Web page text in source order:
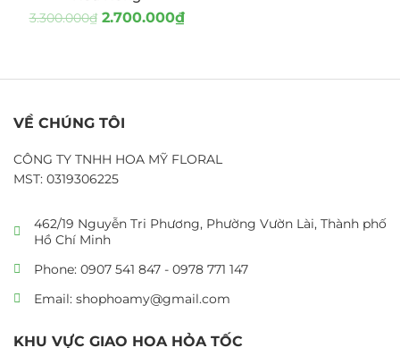
3.300.000₫ 2.700.000₫
VỀ CHÚNG TÔI
CÔNG TY TNHH HOA MỸ FLORAL
MST: 0319306225
462/19 Nguyễn Tri Phương, Phường Vườn Lài, Thành phố
Hồ Chí Minh
Phone: 0907 541 847 - 0978 771 147
Email: shophoamy@gmail.com
KHU VỰC GIAO HOA HỎA TỐC